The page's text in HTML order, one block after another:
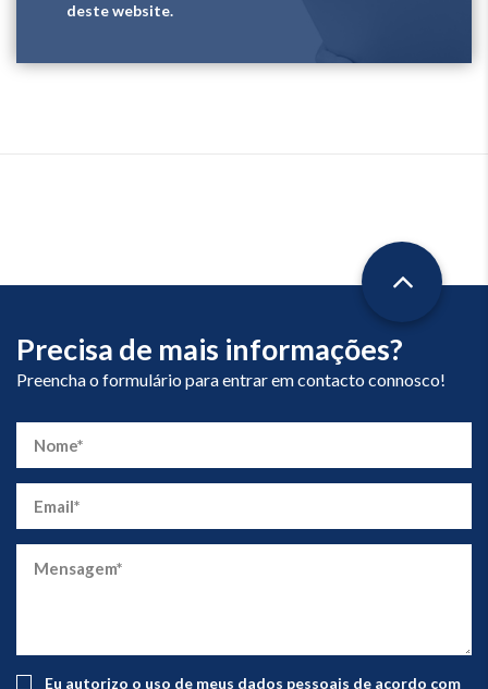
deste website.
Precisa de mais informações?
Preencha o formulário para entrar em contacto connosco!
Eu autorizo ​​o uso de meus dados pessoais de acordo com